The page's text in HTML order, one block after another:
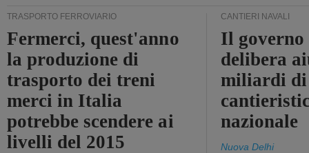
TRASPORTO FERROVIARIO
Fermerci, quest'anno
la produzione di
trasporto dei treni
merci in Italia
potrebbe scendere ai
livelli del 2015
CANTIERI NAVALI
Il
delibera
miliardi
nazionale
Nuova Delhi